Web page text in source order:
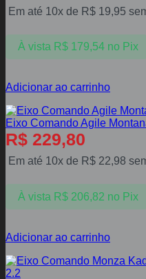
Em até 10x de R$ 19,95
À vista R$179,54 no Pix
Adicionar ao carrinho
Eixo Comando Agile
R$ 229,80
Em até 10x de R$ 22,98
À vista R$206,82 no Pix
Adicionar ao carrinho